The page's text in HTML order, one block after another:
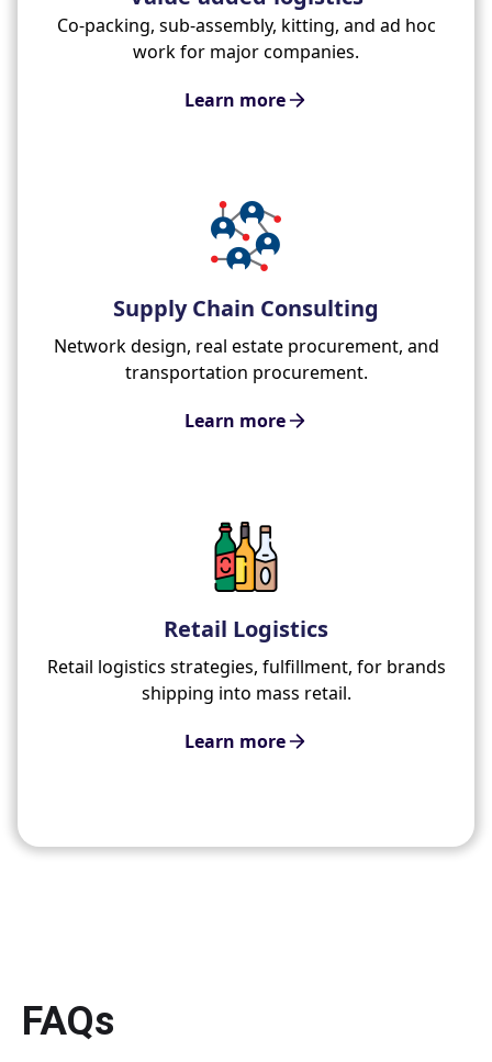
Co-packing, sub-assembly, kitting, and ad hoc
work for major companies.
Learn more
Supply Chain Consulting
Network design, real estate procurement, and
transportation procurement.
Learn more
Retail Logistics
Retail logistics strategies, fulfillment, for brands
shipping into mass retail.
Learn more
FAQs